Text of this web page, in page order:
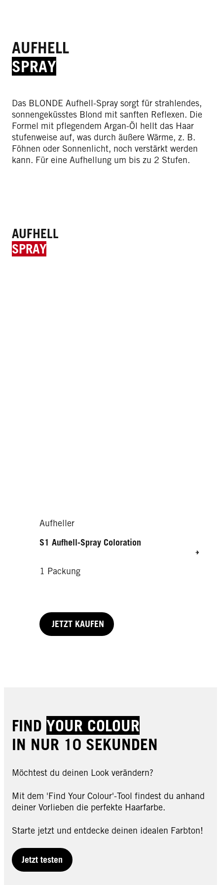
AUFHELL
SPRAY
Das BLONDE Aufhell-Spray sorgt für strahlendes,
sonnengeküsstes Blond mit sanften Reflexen. Die
Formel mit pflegendem Argan-Öl hellt das Haar
stufenweise auf, was durch äußere Wärme, z. B.
Föhnen oder Sonnenlicht, noch verstärkt werden
kann. Für eine Aufhellung um bis zu 2 Stufen.
AUFHELL
SPRAY
Aufheller
S1 Aufhell-Spray Coloration
1 Packung
JETZT KAUFEN
FIND YOUR COLOUR
IN NUR 10 SEKUNDEN
Möchtest du deinen Look verändern?
Mit dem 'Find Your Colour'-Tool findest du anhand
deiner Vorlieben die perfekte Haarfarbe.
Starte jetzt und entdecke deinen idealen Farbton!
Jetzt testen